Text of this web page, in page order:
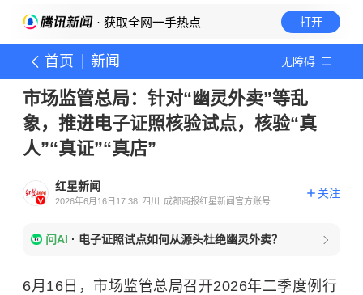
· 获取全网一手热点 打开
首页 新闻 无障碍
市场监管总局：针对“幽灵外卖”等乱
象，推进电子证照核验试点，核验“真
人”“真证”“真店”
红星新闻
2026年6月16日17:38 四川 成都商报红星新闻官方账号
关注
问AI · 电子证照试点如何从源头杜绝幽灵外卖？
6月16日，市场监管总局召开2026年二季度例行